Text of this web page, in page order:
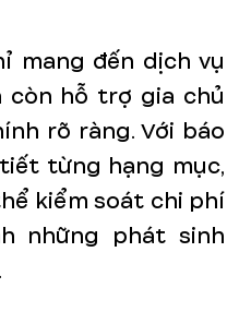
mang đến dịch vụ
còn hỗ trợ gia chủ
rõ ràng. Với báo
từng hạng mục,
kiểm soát chi phí
những phát sinh